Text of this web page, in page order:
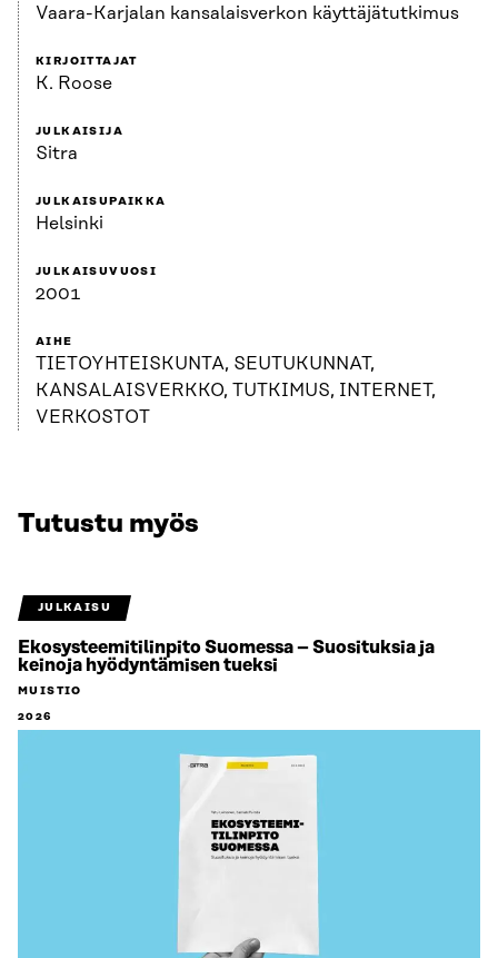
Vaara-Karjalan kansalaisverkon käyttäjätutkimus
KIRJOITTAJAT
K. Roose
JULKAISIJA
Sitra
JULKAISUPAIKKA
Helsinki
JULKAISUVUOSI
2001
AIHE
TIETOYHTEISKUNTA, SEUTUKUNNAT,
KANSALAISVERKKO, TUTKIMUS, INTERNET,
VERKOSTOT
Tutustu myös
JULKAISU
Ekosysteemitilinpito Suomessa – Suosituksia ja
keinoja hyödyntämisen tueksi
MUISTIO
2026